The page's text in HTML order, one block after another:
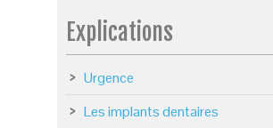
Explications
Urgence
Les implants dentaires